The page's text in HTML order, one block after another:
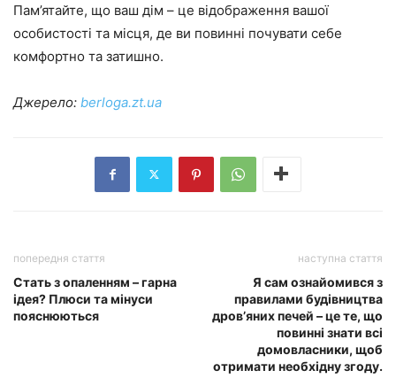
Пам’ятайте, що ваш дім – це відображення вашої
особистості та місця, де ви повинні почувати себе
комфортно та затишно.
Джерело: berloga.zt.ua
попередня стаття
Стать з опаленням – гарна
ідея? Плюси та мінуси
пояснюються
наступна стаття
Я сам ознайомився з
правилами будівництва
дров’яних печей – це те, що
повинні знати всі
домовласники, щоб
отримати необхідну згоду.